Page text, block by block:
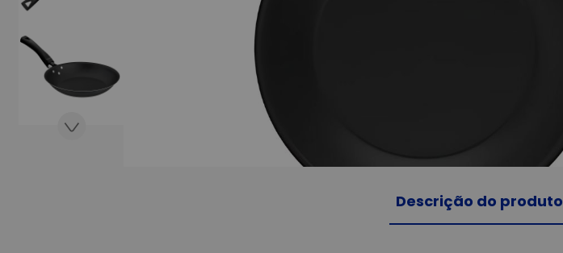
Descrição do produto